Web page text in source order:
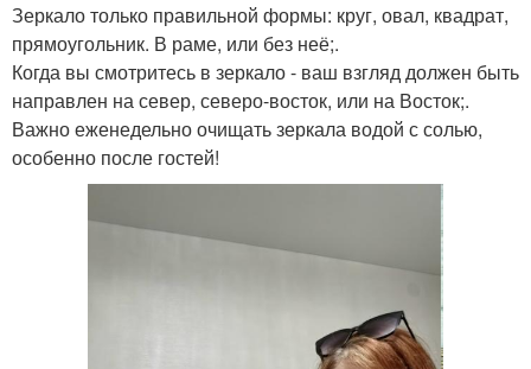
Зеркало только правильной формы: круг, овал, квадрат,
прямоугольник. В раме, или без неё;.
Когда вы смотритесь в зеркало - ваш взгляд должен быть
направлен на север, северо-восток, или на Восток;.
Важно еженедельно очищать зеркала водой с солью,
особенно после гостей!